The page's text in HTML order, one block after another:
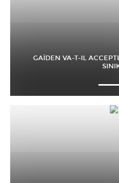
GAÏDEN VA-T-IL